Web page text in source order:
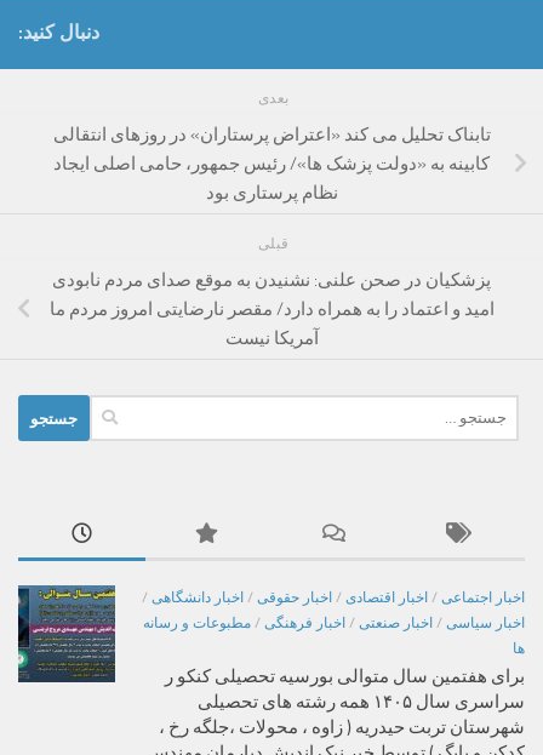
دنبال کنید:
بعدی
تابناک تحلیل می کند «اعتراض پرستاران» در روزهای انتقالی
کابینه به «دولت پزشک ها»/ رئیس جمهور، حامی اصلی ایجاد
نظام پرستاری بود
قبلی
پزشکیان در صحن علنی: نشنیدن به موقع صدای مردم نابودی
امید و اعتماد را به همراه دارد/ مقصر نارضایتی امروز مردم ما
آمریکا نیست
برای:
اخبار اجتماعی / اخبار اقتصادی / اخبار حقوقی / اخبار دانشگاهی /
اخبار سیاسی / اخبار صنعتی / اخبار فرهنگی / مطبوعات و رسانه
ها
برای هفتمین سال متوالی بورسیه تحصیلی کنکو ر
سراسری سال ۱۴۰۵ همه رشته های تحصیلی
شهرستان تربت حیدریه ( زاوه ، محولات ،جلگه رخ ،